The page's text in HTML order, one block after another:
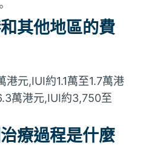
其他地區的費
元,IUI約1.1萬至1.7萬港
萬港元,IUI約3,750至
療過程是什麼